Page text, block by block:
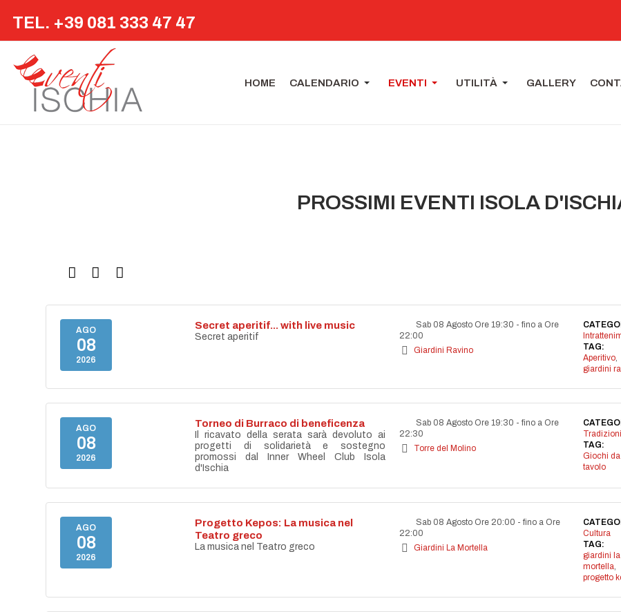
TEL. +39 081 333 47 47
HOME CALENDARIO EVENTI UTILITÀ GALLERY
PROSSIMI EVENTI ISOLA
AGO
08
2026
Secret aperitif... with live music
Secret aperitif
Sab 08 Agosto Ore 19:30 - fino a Ore
22:00
Giardini Ravino
TAG:
Aperitivo,
giardini
AGO
08
2026
Torneo di Burraco di beneficenza
Il ricavato della serata sarà devoluto ai
progetti di solidarietà e sostegno
promossi dal Inner Wheel Club Isola
d'Ischia
Sab 08 Agosto Ore 19:30 - fino a Ore
22:30
Torre del Molino
Tradizioni
TAG:
Giochi da
tavolo
AGO
08
2026
Progetto Kepos: La musica nel
Teatro greco
La musica nel Teatro greco
Sab 08 Agosto Ore 20:00 - fino a Ore
22:00
Giardini La Mortella
Cultura
TAG:
giardini la
mortella,
progetto